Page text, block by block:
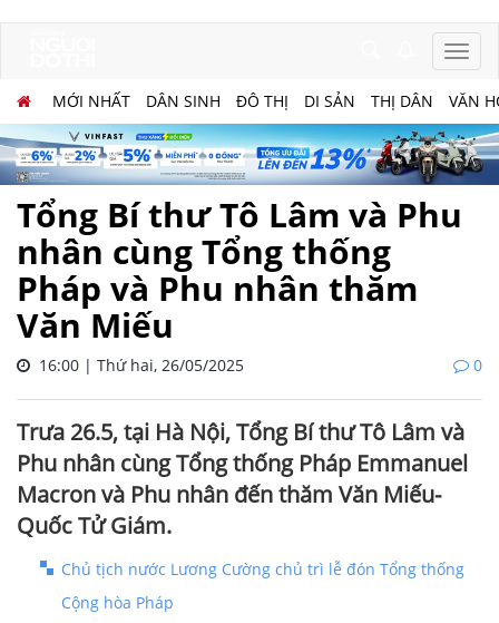
MỚI NHẤT DÂN SINH ĐÔ THỊ DI SẢN THỊ DÂN VĂN
Tổng Bí thư Tô Lâm và Phu
nhân cùng Tổng thống
Pháp và Phu nhân thăm
Văn Miếu
16:00 | Thứ hai, 26/05/2025 0
Trưa 26.5, tại Hà Nội, Tổng Bí thư Tô Lâm và
Phu nhân cùng Tổng thống Pháp Emmanuel
Macron và Phu nhân đến thăm Văn Miếu-
Quốc Tử Giám.
Chủ tịch nước Lương Cường chủ trì lễ đón Tổng thống
Cộng hòa Pháp